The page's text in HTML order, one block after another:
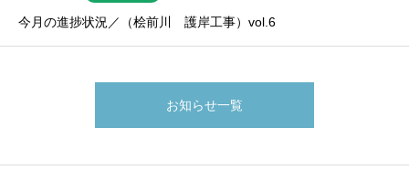
今月の進捗状況／（桧前川 護岸工事）vol.6
お知らせ一覧